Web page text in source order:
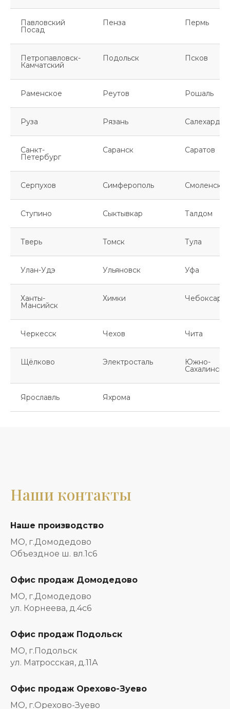
Павловский
Посад
Пенза Пермь
Петропавловск-
Камчатский
Подольск Псков
Раменское Реутов Рошаль
Руза Рязань Салехард
Санкт-
Петербург
Саранск Саратов
Серпухов Симферополь Смоленск
Ступино Сыктывкар Талдом
Тверь Томск Тула
Улан-Удэ Ульяновск Уфа
Ханты-
Мансийск
Химки Чебоксары
Черкесск Чехов Чита
Щёлково Электросталь Южно-
Сахалинск
Ярославль Яхрома
Наши контакты
Наше производство
МО, г.Домодедово
Объездное ш. вл.1с6
Офис продаж Домодедово
МО, г.Домодедово
ул. Корнеева, д.4с6
Офис продаж Подольск
МО, г.Подольск
ул. Матросская, д.11А
Офис продаж Орехово-Зуево
МО, г.Орехово-Зуево